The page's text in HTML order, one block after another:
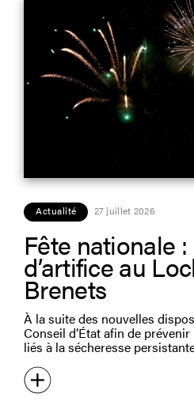
Actualité 27 juillet 2026
Fête nationale
d’artifice au
Brenets
À la suite des nouvelles
Conseil d’État afin de
liés à la sécheresse